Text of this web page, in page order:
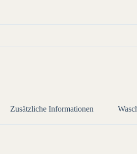
Zusätzliche Informationen